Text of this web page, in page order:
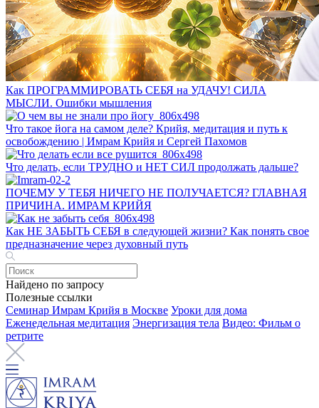
Как ПРОГРАММИРОВАТЬ СЕБЯ на УДАЧУ! СИЛА
МЫСЛИ. Ошибки мышления
Что такое йога на самом деле? Крийя, медитация и путь к
освобождению | Имрам Крийя и Сергей Пахомов
Что делать, если ТРУДНО и НЕТ СИЛ продолжать дальше?
ПОЧЕМУ У ТЕБЯ НИЧЕГО НЕ ПОЛУЧАЕТСЯ? ГЛАВНАЯ
ПРИЧИНА. ИМРАМ КРИЙЯ
Как НЕ ЗАБЫТЬ СЕБЯ в следующей жизни? Как понять свое
предназначение через духовный путь
Найдено по запросу
Полезные ссылки
Семинар Имрам Крийя в Москве Уроки для дома
Еженедельная медитация Энергизация тела Видео: Фильм о
ретрите